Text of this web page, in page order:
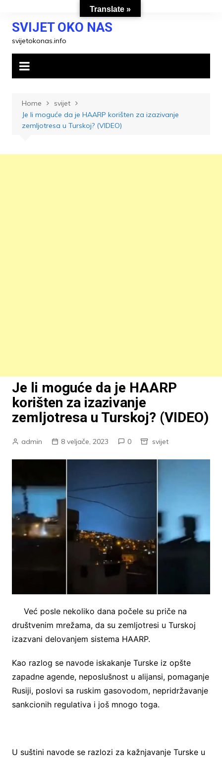
contentSVIJET OKO NAS
svijetokonas.info
Home
svijet
Je li moguće da je HAARP korišten za izazivanje
zemljotresa u Turskoj? (VIDEO)
Je li moguće da je HAARP
korišten za izazivanje
zemljotresa u Turskoj? (VIDEO)
admin 8 veljače, 2023 0 svijet
Već posle nekoliko dana počele su priče na
društvenim mrežama, da su zemljotresi u Turskoj
izazvani delovanjem sistema HAARP.
Kao razlog se navode iskakanje Turske iz opšte
zapadne agende, neposlušnost u alijansi, pomaganje
Rusiji, poslovi sa ruskim gasovodom, nepridržavanje
sankcionih regulativa i još mnogo toga.
U suštini navode se razlozi za kažnjavanje Turske u
Translate »